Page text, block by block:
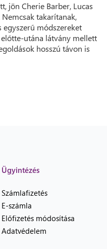
jön Cherie Barber, Lucas
takarítanak,
egyszerű módszereket
utána látvány mellett
hosszú távon is
Ügyintézés
Számlafizetés
E-számla
Előfizetés módosítása
Adatvédelem